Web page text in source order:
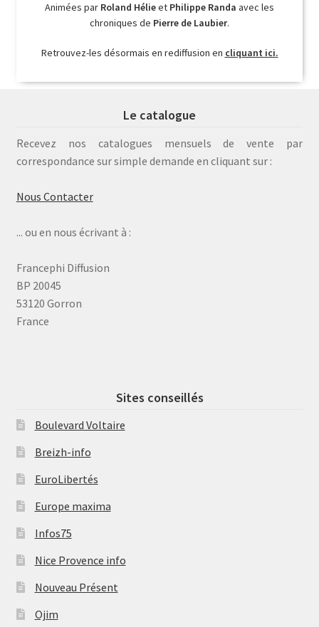
Animées par Roland Hélieet Philippe Randa avec les
chroniques de Pierre de Laubier.
Retrouvez-les désormais en rediffusion en cliquant ici.
Le catalogue
Recevez nos catalogues mensuels de vente par
correspondance sur simple demande en cliquant sur :
Nous Contacter
... ou en nous écrivant à :
Francephi Diffusion
BP 20045
53120 Gorron
France
Sites conseillés
Boulevard Voltaire
Breizh-info
EuroLibertés
Europe maxima
Infos75
Nice Provence info
Nouveau Présent
Ojim